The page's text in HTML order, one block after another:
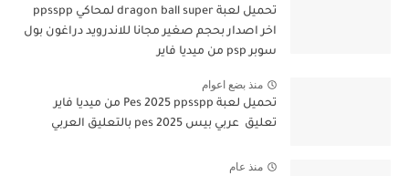
تحميل لعبة dragon ball super لمحاكي ppsspp
اخر اصدار بحجم صغير مجانا للاندرويد دراغون بول
سوبر psp من ميديا فاير
منذ بضع اعوام
تحميل لعبة Pes 2025 ppsspp من ميديا فاير
تعليق عربي بيس pes 2025 بالتعليق العربي
منذ عام